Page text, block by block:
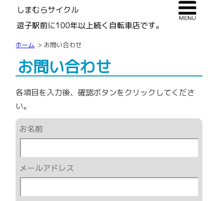
しまむらサイクル
逗子駅前に100年以上続く自転車店です。
ホーム お問い合わせ
お問い合わせ
各項目を入力後、確認ボタンをクリックしてくださ
い。
お名前
メールアドレス